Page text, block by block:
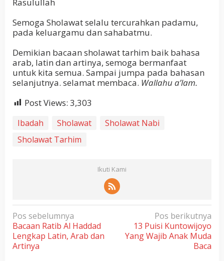
Semoga Sholawat selalu tercurahkan padamu,
pada keluargamu dan sahabatmu.
Demikian bacaan sholawat tarhim baik bahasa
arab, latin dan artinya, semoga bermanfaat
untuk kita semua. Sampai jumpa pada bahasan
selanjutnya. selamat membaca. Wallahu a’lam.
Post Views: 3,303
Ibadah Sholawat
Sholawat Nabi
Sholawat Tarhim
Ikuti Kami
N
a
v
Pos sebelumnya
Bacaan Ratib Al Haddad
Lengkap Latin, Arab dan
Artinya
Pos berikutnya
13 Puisi Kuntowijoyo
Yang Wajib Anak Muda
Baca